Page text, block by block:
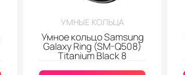
УМНЫЕ КОЛЬЦА
Умное кольцо Samsung
Galaxy Ring (SM-Q508)
Titanium Black 8